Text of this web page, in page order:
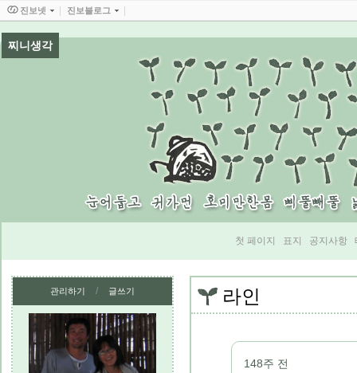
찌니생각
첫 페이지 표지 공지사항
관리하기 / 글쓰기 라인
148주 전
진보넷 진보블로그